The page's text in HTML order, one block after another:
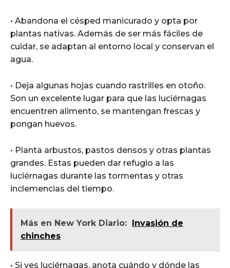
• Abandona el césped manicurado y opta por
plantas nativas. Además de ser más fáciles de
cuidar, se adaptan al entorno local y conservan el
agua.
• Deja algunas hojas cuando rastrilles en otoño.
Son un excelente lugar para que las luciérnagas
encuentren alimento, se mantengan frescas y
pongan huevos.
• Planta arbustos, pastos densos y otras plantas
grandes. Estas pueden dar refugio a las
luciérnagas durante las tormentas y otras
inclemencias del tiempo.
Más en New York Diario: Invasión de
chinches
• Si ves luciérnagas, anota cuándo y dónde las